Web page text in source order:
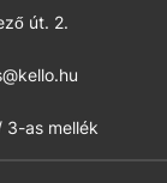
út. 2.
as mellék